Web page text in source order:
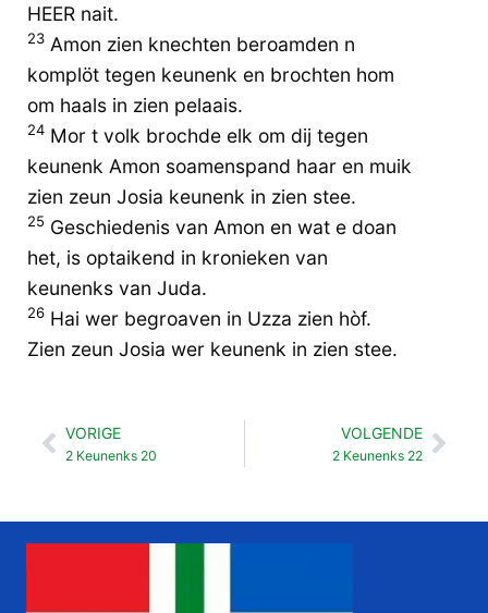
HEER nait.
23 Amon zien knechten beroamden n
komplöt tegen keunenk en brochten hom
om haals in zien pelaais.
24 Mor t volk brochde elk om dij tegen
keunenk Amon soamenspand haar en muik
zien zeun Josia keunenk in zien stee.
25 Geschiedenis van Amon en wat e doan
het, is optaikend in kronieken van
keunenks van Juda.
26 Hai wer begroaven in Uzza zien hòf.
Zien zeun Josia wer keunenk in zien stee.
Vorige
VORIGE
2 Keunenks 20
VOLGENDE
2 Keunenks 22